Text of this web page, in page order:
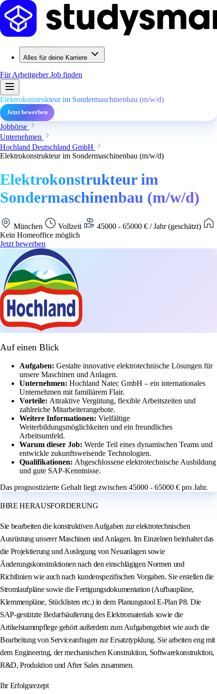
Alles für deine Karriere
Für ArbeitgeberJob finden
Elektrokonstrukteur im Sondermaschinenbau (m/w/d)
Jetzt bewerben
Jobbörse
Unternehmen
Hochland Deutschland GmbH
Elektrokonstrukteur im Sondermaschinenbau (m/w/d)
Elektrokonstrukteur im
Sondermaschinenbau (m/w/d)
München Vollzeit
45000 - 65000 € / Jahr (geschätzt)
Kein Homeoffice möglich
Jetzt bewerben
Auf einen Blick
Aufgaben: Gestalte innovative elektrotechnische Lösungen für
unsere Maschinen und Anlagen.
Unternehmen: Hochland Natec GmbH – ein internationales
Unternehmen mit familiärem Flair.
Vorteile: Attraktive Vergütung, flexible Arbeitszeiten und
zahlreiche Mitarbeiterangebote.
Weitere Informationen: Vielfältige
Weiterbildungsmöglichkeiten und ein freundliches
Arbeitsumfeld.
Warum dieser Job: Werde Teil eines dynamischen Teams und
entwickle zukunftsweisende Technologien.
Qualifikationen: Abgeschlossene elektrotechnische Ausbildung
und gute SAP-Kenntnisse.
Das prognostizierte Gehalt liegt zwischen 45000 - 65000 € pro Jahr.
IHRE HERAUSFORDERUNG
Sie bearbeiten die konstruktiven Aufgaben zur elektrotechnischen
Ausrüstung unserer Maschinen und Anlagen. Im Einzelnen beinhaltet das
die Projektierung und Auslegung von Neuanlagen sowie
Änderungskonstruktionen nach den einschlägigen Normen und
Richtlinien wie auch nach kundenspezifischen Vorgaben. Sie erstellen die
Stromlaufpläne sowie die Fertigungsdokumentation (Aufbaupläne,
Klemmenpläne, Stücklisten etc.) in dem Planungstool E-Plan P8. Die
SAP-gestützte Bedarfsäußerung des Elektromaterials sowie die
Artikelstammpflege gehört außerdem zum Aufgabengebiet wie auch die
Bearbeitung von Serviceanfragen zur Ersatztypklung. Sie arbeiten eng mit
dem Engineering, der mechanischen Konstruktion, Softwarekonstruktion,
R&D, Produktion und After Sales zusammen.
Ihr Erfolgsrezept